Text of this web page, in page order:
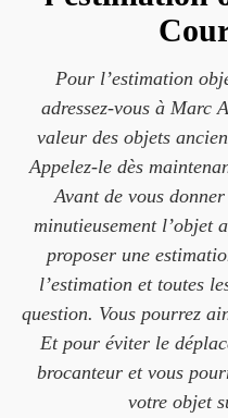
Pour l’estimation
adressez-vous à Marc
valeur des objets
Appelez-le dès
Avant de vous
minutieusement l’objet
proposer une
l’estimation et toutes
question. Vous pourrez
Et pour éviter le
brocanteur et vous
votre objet